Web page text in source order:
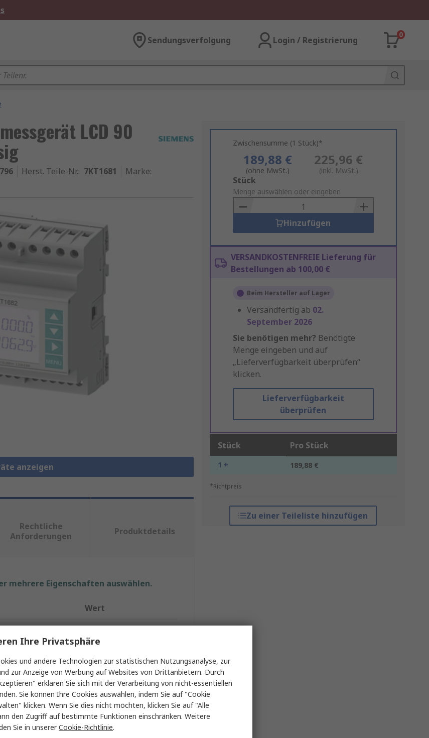
Sendungsverfolgung Login / Registrierung
0
LCD 90
Herst. Teile-Nr.: 7KT1681 Marke:
anzeigen
Zwischensumme (1 Stück)*
189,88 €
(ohne MwSt.)
225,96 €
(inkl. MwSt.)
Add
to
Basket
Stück
Menge auswählen oder eingeben
Hinzufügen
VERSANDKOSTENFREIE Lieferung für
Bestellungen ab 100,00 €
Beim Hersteller auf Lager
Versandfertig ab 02.
September 2026
Sie benötigen mehr? Benötigte
Menge eingeben und auf
„Lieferverfügbarkeit überprüfen“
klicken.
Lieferverfügbarkeit
überprüfen
Stück Pro Stück
1 + 189,88 €
*Richtpreis
Zu einer Teileliste hinzufügen
Rechtliche
Anforderungen
Produktdetails
mehrere Eigenschaften auswählen.
Wert
Energiemessgerät
LCD
90mm
71.6mm
Ihre Privatsphäre
und andere Technologien zur statistischen Nutzungsanalyse, zur
zur Anzeige von Werbung auf Websites von Drittanbietern. Durch
erklären Sie sich mit der Verarbeitung von nicht-essentiellen
Sie können Ihre Cookies auswählen, indem Sie auf "Cookie
klicken. Wenn Sie dies nicht möchten, klicken Sie auf "Alle
den Zugriff auf bestimmte Funktionen einschränken. Weitere
Sie in unsererCookie-Richtlinie.